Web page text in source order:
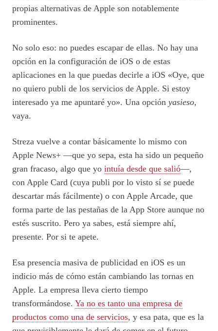
propias alternativas de Apple son notablemente
prominentes.
No solo eso: no puedes escapar de ellas. No hay una
opción en la configuración de iOS o de estas
aplicaciones en la que puedas decirle a iOS «Oye, que
no quiero publi de los servicios de Apple. Si estoy
interesado ya me apuntaré yo». Una opción yasieso,
vaya.
Streza vuelve a contar básicamente lo mismo con
Apple News+ —que yo sepa, esta ha sido un pequeño
gran fracaso, algo que yo intuía desde que salió—,
con Apple Card (cuya publi por lo visto sí se puede
descartar más fácilmente) o con Apple Arcade, que
forma parte de las pestañas de la App Store aunque no
estés suscrito. Pero ya sabes, está siempre ahí,
presente. Por si te apete.
Esa presencia masiva de publicidad en iOS es un
indicio más de cómo están cambiando las tornas en
Apple. La empresa lleva cierto tiempo
transformándose. Ya no es tanto una empresa de
productos como una de servicios, y esa pata, que es la